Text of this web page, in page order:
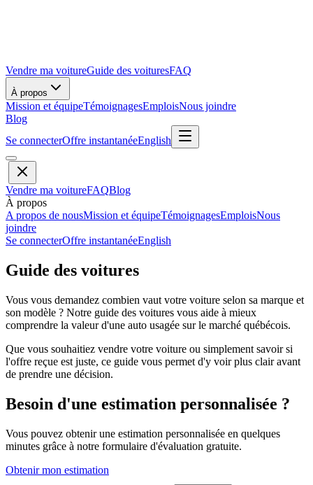
Vendre ma voitureGuide des voituresFAQ
À propos
Mission et équipeTémoignagesEmploisNous joindre
Blog
Se connecterOffre instantanéeEnglish
Vendre ma voitureFAQBlog
À propos
A propos de nousMission et équipeTémoignagesEmploisNous
joindre
Se connecterOffre instantanéeEnglish
Guide des voitures
Vous vous demandez combien vaut votre voiture selon sa marque et
son modèle ? Notre guide des voitures vous aide à mieux
comprendre la valeur d'une auto usagée sur le marché québécois.
Que vous souhaitiez vendre votre voiture ou simplement savoir si
l'offre reçue est juste, ce guide vous permet d'y voir plus clair avant
de prendre une décision.
Besoin d'une estimation personnalisée ?
Vous pouvez obtenir une estimation personnalisée en quelques
minutes grâce à notre formulaire d'évaluation gratuite.
Obtenir mon estimation